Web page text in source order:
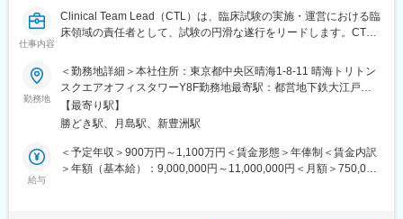
□関係者との連携
臨床試験チーム、プロジェクトマネジメント、ビジネス開発部
契約交渉における課題やリスクの早期発見およびエスカレーショ
ン
契約締結の遅延防止に向けた調整およびフォローアップ
社内外からの契約関連問い合わせへの対応
□業務改善・コンプライアンス
SOPおよび各種業務手順に基づく業務遂行
仕事内容
Clinical Team Lead（CTL）は、臨床試験の実施・運営における臨
床領域の責任者として、試験の円滑な遂行をリードします。CTL
て機能し、プロジェクトマネージャーおよび各機能部門のリーダ
ーと連携しながら、契約条件および予算要件を満たした臨床試験
の成功に貢献します。
また、試験における臨床業務および施設管理業務全般を統括し、
顧客（スポンサー）に対する臨床デリバリー部門の代表窓口を担
います。
■仕事内容
勤務地
＜勤務地詳細＞本社住所：東京都中央区晴海1-8-11 晴海トリトン
スクエアオフィスタワーY8F勤務地最寄駅：都営地下鉄大江戸線
／勝どき駅受動喫煙対策：屋内全面禁煙変更の範囲：会社の定め
る事業所
【最寄り駅】
勝どき駅、月島駅、新豊洲駅
給与
＜予定年収＞900万円～1,100万円＜賃金形態＞年俸制＜賃金内訳
＞年額（基本給）：9,000,000円～11,000,000円＜月額＞750,000